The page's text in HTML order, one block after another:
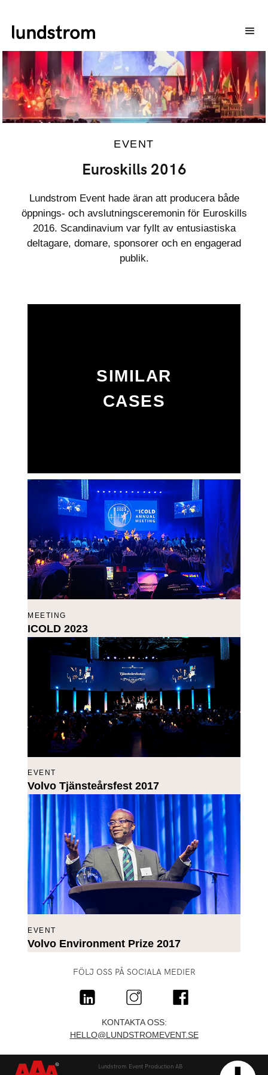
EVENT
Euroskills 2016
Lundstrom Event hade äran att producera både
öppnings- och avslutningsceremonin för Euroskills
2016. Scandinavium var fyllt av entusiastiska
deltagare, domare, sponsorer och en engagerad
publik.
SIMILAR
CASES
MEETING
ICOLD 2023
EVENT
Volvo Tjänsteårsfest 2017
EVENT
Volvo Environment Prize 2017
FÖLJ OSS PÅ SOCIALA MEDIER
KONTAKTA OSS:
HELLO@LUNDSTROMEVENT.SE
Lundstrom Event Production AB